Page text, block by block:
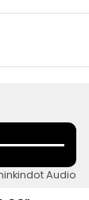
Audio